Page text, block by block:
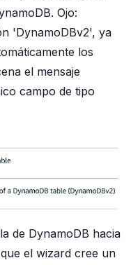
Ojo:
'DynamoDBv2', ya
los
el mensaje
campo de tipo
de DynamoDB hacia
el wizard cree un